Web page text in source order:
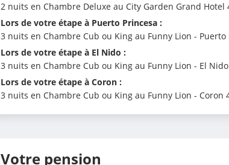
2 nuits en Chambre Deluxe au City Garden Grand
Lors de votre étape à Puerto Princesa :
3 nuits en Chambre Cub ou King au Funny Lion -
Lors de votre étape à El Nido :
3 nuits en Chambre Cub ou King au Funny Lion - El
Lors de votre étape à Coron :
3 nuits en Chambre Cub ou King au Funny Lion - Coron
Votre pension